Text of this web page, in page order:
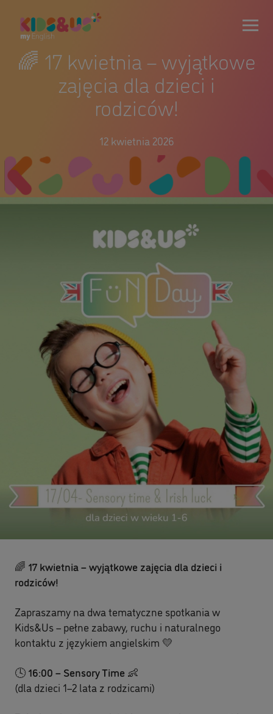
🌈 17 kwietnia – wyjątkowe
zajęcia dla dzieci i
rodziców!
12 kwietnia 2026
🌈 17 kwietnia – wyjątkowe zajęcia dla dzieci i
rodziców!
Zapraszamy na dwa tematyczne spotkania w
Kids&Us – pełne zabawy, ruchu i naturalnego
kontaktu z językiem angielskim 💛
🕓 16:00 – Sensory Time 👶
(dla dzieci 1–2 lata z rodzicami)